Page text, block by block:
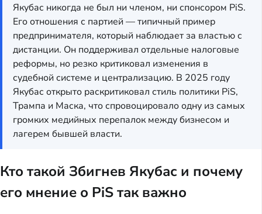
Якубас никогда не был ни членом, ни спонсором PiS.
Его отношения с партией — типичный пример
предпринимателя, который наблюдает за властью с
дистанции. Он поддерживал отдельные налоговые
реформы, но резко критиковал изменения в
судебной системе и централизацию. В 2025 году
Якубас открыто раскритиковал стиль политики PiS,
Трампа и Маска, что спровоцировало одну из самых
громких медийных перепалок между бизнесом и
лагерем бывшей власти.
Кто такой Збигнев Якубас и почему
его мнение о PiS так важно